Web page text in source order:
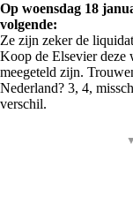
Op woensdag 18
volgende:
Ze zijn zeker de
Koop de Elsevier deze
meegeteld zijn.
Nederland? 3, 4,
verschil.